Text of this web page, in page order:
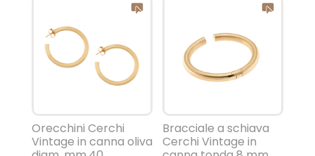
Orecchini Cerchi
Vintage in canna oliva
Bracciale a schiava
Cerchi Vintage in